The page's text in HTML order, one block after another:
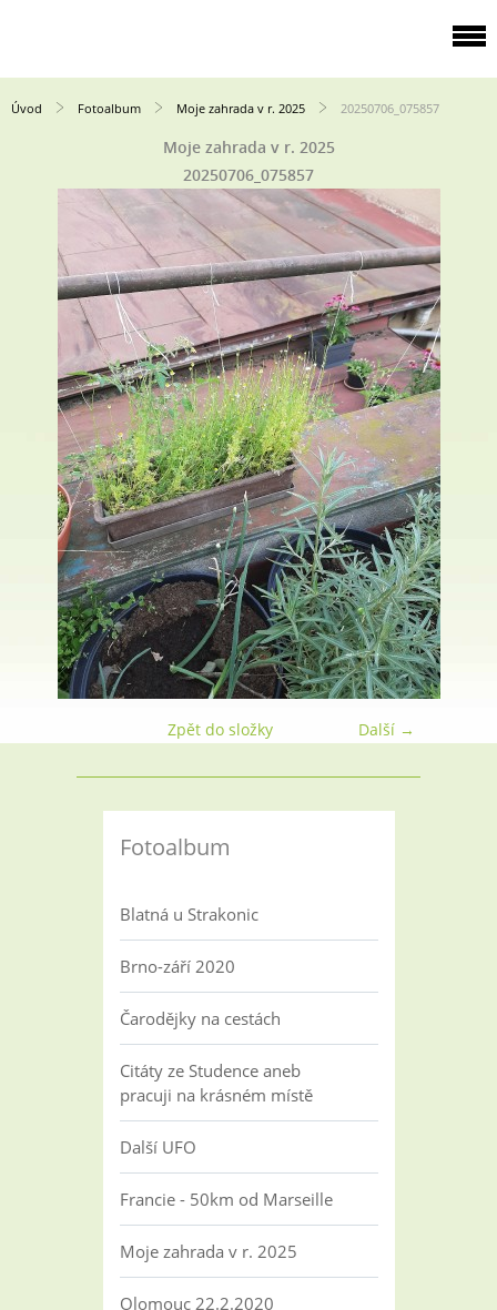
Úvod Fotoalbum Moje zahrada v r. 2025 20250706_075857
Moje zahrada v r. 2025
20250706_075857
Další →
Zpět do složky
Fotoalbum
Blatná u Strakonic
Brno-září 2020
Čarodějky na cestách
Citáty ze Studence aneb
pracuji na krásném místě
Další UFO
Francie - 50km od Marseille
Moje zahrada v r. 2025
Olomouc 22.2.2020